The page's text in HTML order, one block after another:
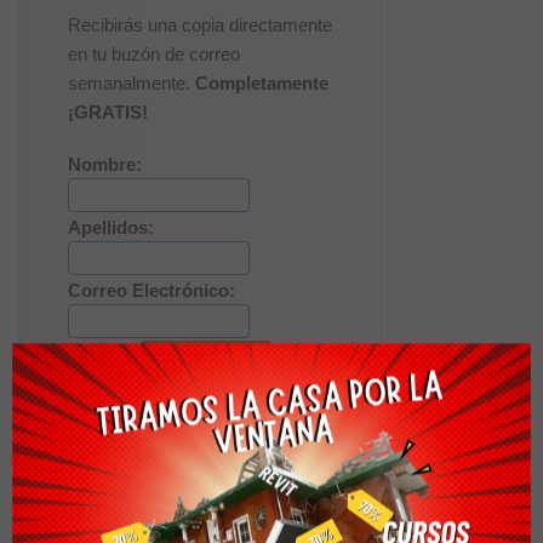
Recibirás una copia directamente
en tu buzón de correo
semanalmente. Completamente
¡GRATIS!
Nombre:
Apellidos:
Correo Electrónico:
Descargas Recomendadas